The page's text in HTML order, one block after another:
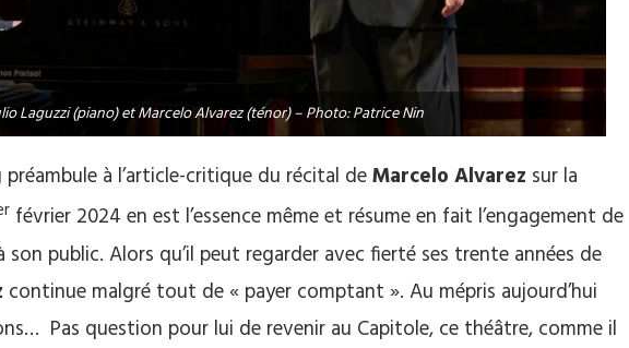
Laguzzi (piano) et Marcelo Alvarez (ténor) – Photo: Patrice Nin
à l’article-critique du récital deMarcelo Alvarez sur la
février 2024 en est l’essence même et résume en fait l’engagement de
public. Alors qu’il peut regarder avec fierté ses trente années de
continue malgré tout de « payer comptant ». Au mépris aujourd’hui
Pas question pour lui de revenir au Capitole, ce théâtre, comme il